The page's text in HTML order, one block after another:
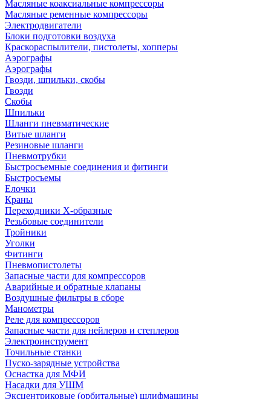
Масляные коаксиальные компрессоры
Масляные ременные компрессоры
Электродвигатели
Блоки подготовки воздуха
Краскораспылители, пистолеты, хопперы
Аэрографы
Аэрографы
Гвозди, шпильки, скобы
Гвозди
Скобы
Шпильки
Шланги пневматические
Витые шланги
Резиновые шланги
Пневмотрубки
Быстросъемные соединения и фитинги
Быстросъемы
Елочки
Краны
Переходники Х-образные
Резьбовые соединители
Тройники
Уголки
Фитинги
Пневмопистолеты
Запасные части для компрессоров
Аварийные и обратные клапаны
Воздушные фильтры в сборе
Манометры
Реле для компрессоров
Запасные части для нейлеров и степлеров
Электроинструмент
Точильные станки
Пуско-зарядные устройства
Оснастка для МФИ
Насадки для УШМ
Эксцентриковые (орбитальные) шлифмашины